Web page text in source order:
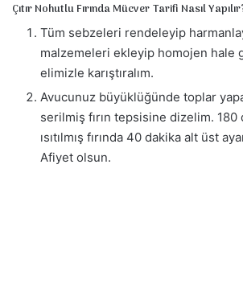
Çıtır Nohutlu Fırında Mücver Tarifi Nasıl
Tüm sebzeleri rendeleyip
malzemeleri ekleyip homojen hale
elimizle karıştıralım.
Avucunuz büyüklüğünde toplar
serilmiş fırın tepsisine dizelim.
ısıtılmış fırında 40 dakika alt üst
Afiyet olsun.